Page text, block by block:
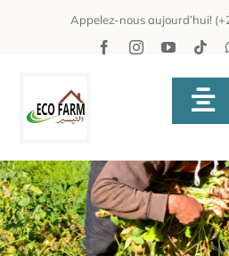
Appelez-nous aujourd’hui!
ACCUEIL
SUITES &